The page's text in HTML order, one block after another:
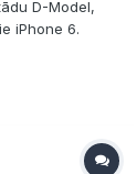
D-Model,
iPhone 6.
ar to,